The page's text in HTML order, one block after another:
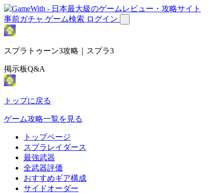
事前ガチャ ゲーム検索 ログイン
スプラトゥーン3攻略｜スプラ3
掲示板Q&A
トップに戻る
ゲーム攻略一覧を見る
トップページ
スプラレイダース
最強武器
全武器評価
おすすめギア構成
サイドオーダー